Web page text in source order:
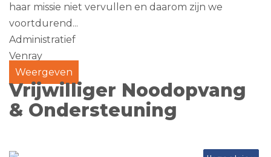
haar missie niet vervullen en daarom zijn we
voortdurend...
Administratief
Venray
Weergeven
Vrijwilliger Noodopvang
& Ondersteuning